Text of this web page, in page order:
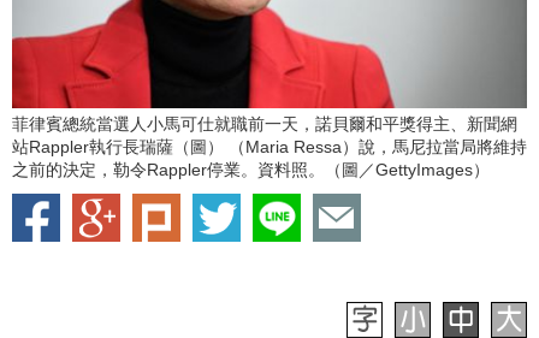
菲律賓總統當選人小馬可仕就職前一天，諾貝爾和平獎得主、新聞網
站Rappler執行長瑞薩（圖） （Maria Ressa）說，馬尼拉當局將維持
之前的決定，勒令Rappler停業。資料照。（圖／GettyImages）